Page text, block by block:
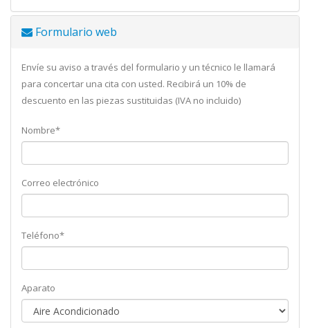
Formulario web
Envíe su aviso a través del formulario y un técnico le llamará
para concertar una cita con usted. Recibirá un 10% de
descuento en las piezas sustituidas (IVA no incluido)
Nombre*
Correo electrónico
Teléfono*
Aparato